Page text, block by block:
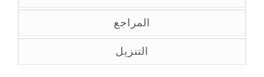
المراجع
التنزيل